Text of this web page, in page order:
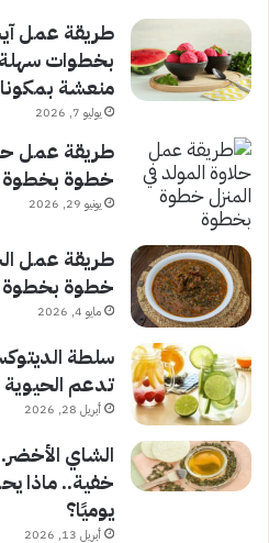
طريقة عمل
بخطوات
منعشة
يوليو 7, 2026
طريقة عمل
خطوة بخطوة
يونيو 29, 2026
طريقة عمل
خطوة بخطوة
مايو 4, 2026
سلطة
تدعم
أبريل 28, 2026
الشاي
خفية.. ماذا
يوميًا؟
أبريل 13, 2026